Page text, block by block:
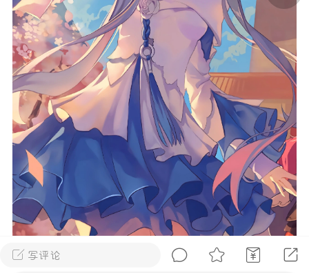
177
P站美图推荐——条纹过膝袜（二）
隐藏 0
P站美图推荐——紫发特辑
隐藏 0
0
写评论